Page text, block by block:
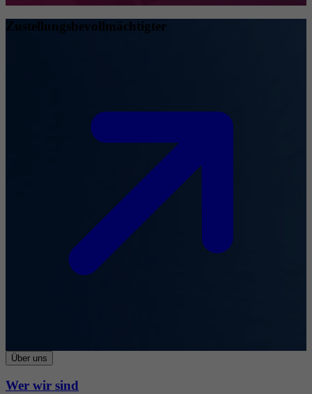
Zustellungsbevollmächtigter
Über uns
Wer wir sind